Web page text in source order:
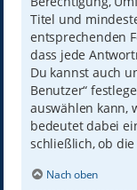
Titel und
entsprechenden
dass jede
Du kannst auch
Benutzer“
auswählen kann,
bedeutet dabei
schließlich, ob
Nach oben